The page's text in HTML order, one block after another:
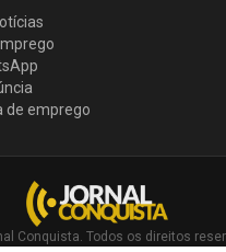
de emprego
Conquista. Todos os direitos